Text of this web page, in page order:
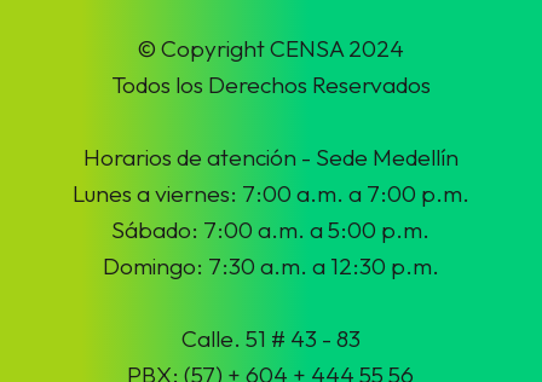
© Copyright CENSA 2024
Todos los Derechos Reservados
Horarios de atención - Sede Medellín
Lunes a viernes: 7:00 a.m. a 7:00 p.m.
Sábado: 7:00 a.m. a 5:00 p.m.
Domingo: 7:30 a.m. a 12:30 p.m.
Calle. 51 # 43 - 83
PBX: (57) + 604 + 444 55 56